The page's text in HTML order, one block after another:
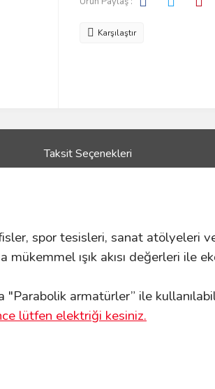
Karşılaştır
Taksit Seçenekleri
spor tesisleri, sanat atölyeleri
ışık akısı değerleri ile
armatürler” ile
lütfen elektriği kesiniz.